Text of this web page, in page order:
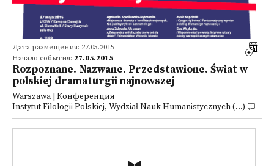
Дата размещения: 27.05.2015
Начало события: 27.05.2015
Rozpoznane. Nazwane. Przedstawione. Świat w
polskiej dramaturgii najnowszej
Warszawa | Конференция
Instytut Filologii Polskiej, Wydział Nauk Humanistycznych (...)